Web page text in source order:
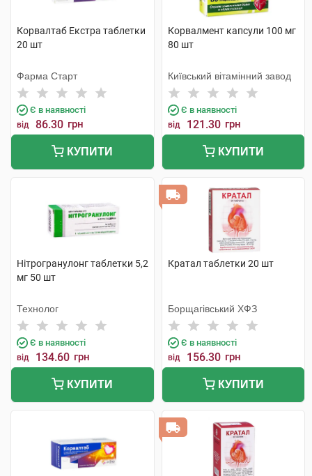
Корвалтаб Екстра таблетки
20 шт
Фарма Старт
Є в наявності
від 86.30 грн
КУПИТИ
Корвалмент капсули 100 мг
80 шт
Київський вітамінний завод
Є в наявності
від 121.30 грн
КУПИТИ
Нітрогранулонг таблетки 5,2
мг 50 шт
Технолог
Є в наявності
від 134.60 грн
КУПИТИ
Кратал таблетки 20 шт
Борщагівський ХФЗ
Є в наявності
від 156.30 грн
КУПИТИ